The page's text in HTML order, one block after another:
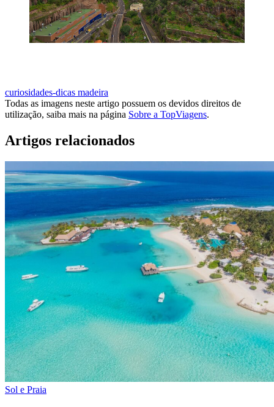
curiosidades-dicas madeira
Todas as imagens neste artigo possuem os devidos direitos de
utilização, saiba mais na página Sobre a TopViagens.
Artigos relacionados
Sol e Praia